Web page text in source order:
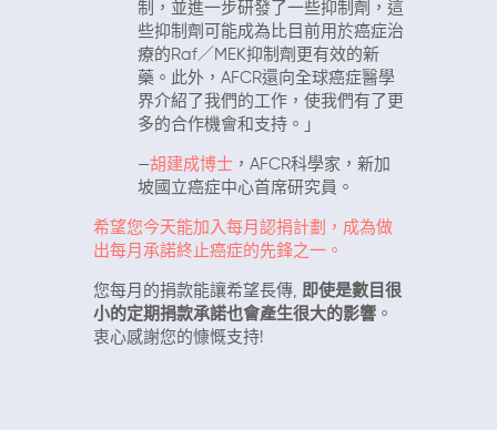
制，並進一步研發了一些抑制劑，這
些抑制劑可能成為比目前用於癌症治
療的Raf／MEK抑制劑更有效的新
藥。此外，AFCR還向全球癌症醫學
界介紹了我們的工作，使我們有了更
多的合作機會和支持。」
—胡建成博士 ，AFCR科學家，新加
坡國立癌症中心首席研究員。
希望您今天能加入每月認捐計劃，成為做
出每月承諾終止癌症的先鋒之一。
您每月的捐款能讓希望長傳, 即使是數目很
小的定期捐款承諾也會產生很大的影響 。
衷心感謝您的慷慨支持!